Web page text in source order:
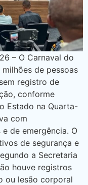
– O Carnaval do
de pessoas
registro de
conforme
Estado na Quarta-
com
de emergência. O
de segurança e
a Secretaria
houve registros
ou lesão corporal